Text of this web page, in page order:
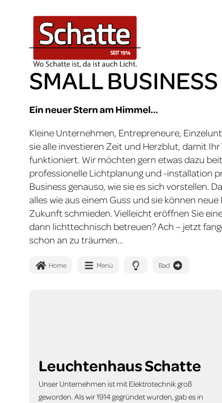
SMALL BUSINESS
Ein neuer Stern am Himmel...
Kleine Unternehmen, Entrepreneure,
sie alle investieren Zeit und Herzblut, damit Ihr
funktioniert. Wir möchten gern etwas dazu
professionelle Lichtplanung und -installation
Business genauso, wie sie es sich vorstellen.
alles wie aus einem Guss und sie können neue
Zukunft schmieden. Vielleicht eröffnen Sie
dann lichttechnisch betreuen? Ach – jetzt
schon an zu träumen…
Home Menü Bad
Leuchtenhaus Schatte
Unser Unternehmen ist mit Elektrotechnik groß
geworden. Als wir 1914 gegründet wurden, gab es in
Schulen
Büro/Arbeitsplatz
Konferenz
Mensa/Büroküche
Praxis
Kanzlei
Hotel
Zeichnungsplanung
3D-Visualisierung
Lichtberechnung
Über uns
Click & Meet
Kontakt
Nachricht gesendet
Deckenleuchten
Stehleuchten
Pendelleuchten
Tischleuchten
Wandleuchten
Gartenleuchten